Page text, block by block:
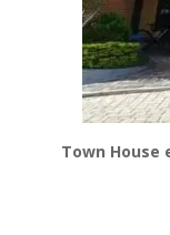
Town House